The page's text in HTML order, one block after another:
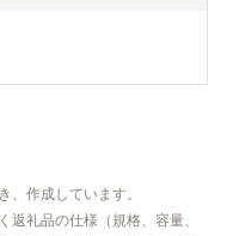
、作成しています。
返礼品の仕様（規格、容量、